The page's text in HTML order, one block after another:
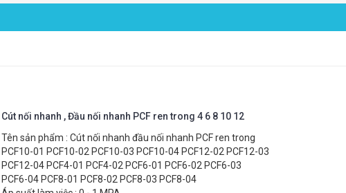
Cút nối nhanh , Đầu nối nhanh PCF ren trong 4 6 8 10 12
Tên sản phẩm : Cút nối nhanh đầu nối nhanh PCF ren trong
PCF10-01 PCF10-02 PCF10-03 PCF10-04 PCF12-02 PCF12-03
PCF12-04 PCF4-01 PCF4-02 PCF6-01 PCF6-02 PCF6-03
PCF6-04 PCF8-01 PCF8-02 PCF8-03 PCF8-04